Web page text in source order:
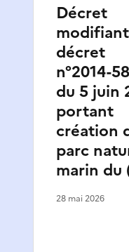
Décret
décret
n°2014-
du 5 juin
portant
création
parc
marin du
28 mai 2026